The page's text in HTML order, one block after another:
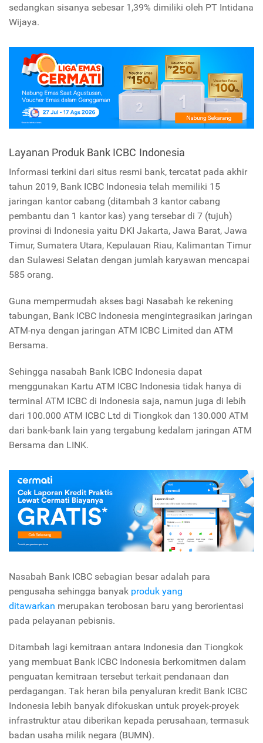
sedangkan sisanya sebesar 1,39% dimiliki oleh PT Intidana
Wijaya.
Layanan Produk Bank ICBC Indonesia
Informasi terkini dari situs resmi bank, tercatat pada akhir
tahun 2019, Bank ICBC Indonesia telah memiliki 15
jaringan kantor cabang (ditambah 3 kantor cabang
pembantu dan 1 kantor kas) yang tersebar di 7 (tujuh)
provinsi di Indonesia yaitu DKI Jakarta, Jawa Barat, Jawa
Timur, Sumatera Utara, Kepulauan Riau, Kalimantan Timur
dan Sulawesi Selatan dengan jumlah karyawan mencapai
585 orang.
Guna mempermudah akses bagi Nasabah ke rekening
tabungan, Bank ICBC Indonesia mengintegrasikan jaringan
ATM-nya dengan jaringan ATM ICBC Limited dan ATM
Bersama.
Sehingga nasabah Bank ICBC Indonesia dapat
menggunakan Kartu ATM ICBC Indonesia tidak hanya di
terminal ATM ICBC di Indonesia saja, namun juga di lebih
dari 100.000 ATM ICBC Ltd di Tiongkok dan 130.000 ATM
dari bank-bank lain yang tergabung kedalam jaringan ATM
Bersama dan LINK.
Nasabah Bank ICBC sebagian besar adalah para
pengusaha sehingga banyak produk yang
ditawarkan merupakan terobosan baru yang berorientasi
pada pelayanan pebisnis.
Ditambah lagi kemitraan antara Indonesia dan Tiongkok
yang membuat Bank ICBC Indonesia berkomitmen dalam
penguatan kemitraan tersebut terkait pendanaan dan
perdagangan. Tak heran bila penyaluran kredit Bank ICBC
Indonesia lebih banyak difokuskan untuk proyek-proyek
infrastruktur atau diberikan kepada perusahaan, termasuk
badan usaha milik negara (BUMN).